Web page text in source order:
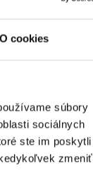
O cookies
súbory
sociálnych
ste im poskytli
zmeniť